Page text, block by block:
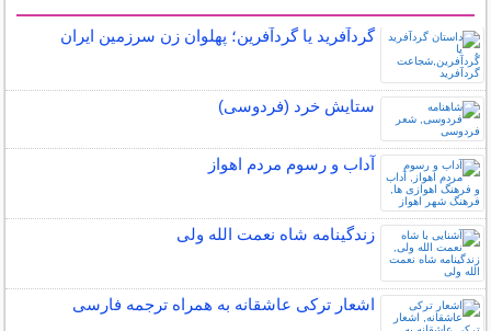
گردآفرید یا گُردآفرین؛ پهلوان زن سرزمین ایران
ستایش خرد (فردوسی)
آداب و رسوم مردم اهواز
زندگینامه شاه نعمت الله ولی
اشعار ترکی عاشقانه به همراه ترجمه فارسی